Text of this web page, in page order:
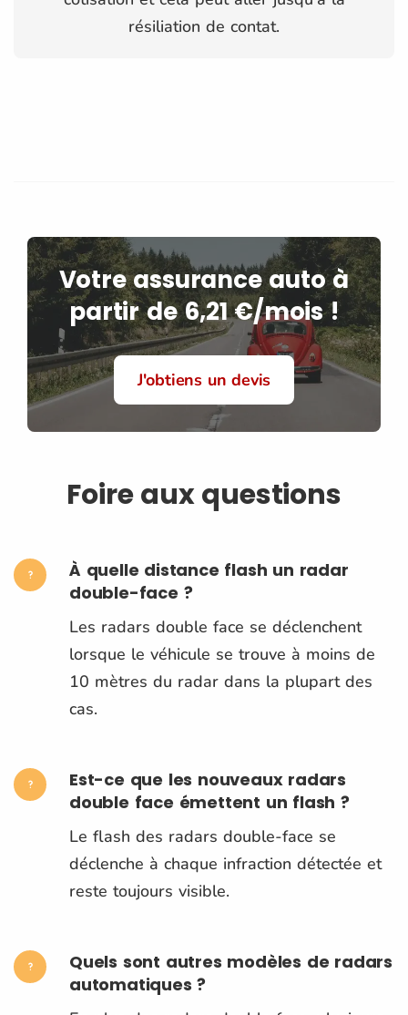
résiliation de contat.
Votre assurance auto à
partir de 6,21 €/mois !
J'obtiens un devis
Foire aux questions
À quelle distance flash un radar
double-face ?
Les radars double face se déclenchent
lorsque le véhicule se trouve à moins de
10 mètres du radar dans la plupart des
cas.
Est-ce que les nouveaux radars
double face émettent un flash ?
Le flash des radars double-face se
déclenche à chaque infraction détectée et
reste toujours visible.
Quels sont autres modèles de radars
automatiques ?